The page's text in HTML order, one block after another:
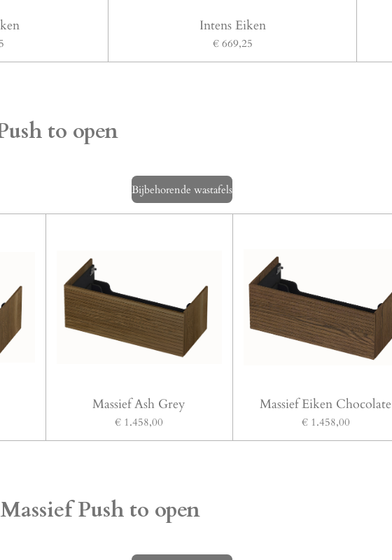
Intens Eiken
€ 669,25
to open
Bijbehorende wastafels
Massief Ash Grey
€ 1.458,00
Massief Eiken Chocolate
€ 1.458,00
Push to open